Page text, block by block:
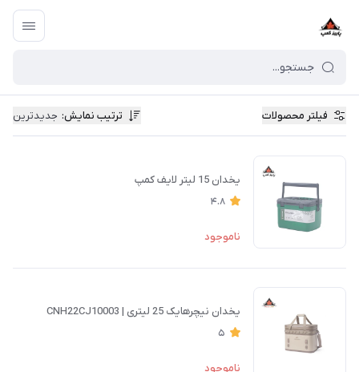
فیلتر محصولات ترتیب نمایش: جدیدترین
یخدان 15 لیتر لایف کمپ
4.8
ناموجود
یخدان نیچرهایک 25 لیتری | CNH22CJ10003
5
ناموجود